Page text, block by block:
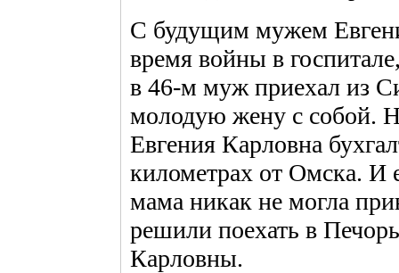
С будущим мужем
время войны в
в 46-м муж приехал из
молодую жену с собой.
Евгения Карловна
километрах от Омска. И
мама никак не могла
решили поехать в
Карловны.